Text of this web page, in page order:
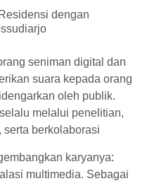
Residensi dengan
seniman digital dan
suara kepada orang
oleh publik.
melalui penelitian,
berkolaborasi
karyanya:
multimedia. Sebagai